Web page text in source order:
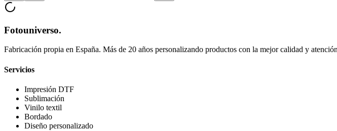
Fotouniverso.
Fabricación propia en España. Más de 20 años personalizando productos con la mejor calidad y
Servicios
Impresión DTF
Sublimación
Vinilo textil
Bordado
Diseño personalizado